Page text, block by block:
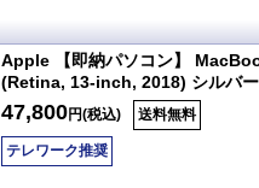
Apple 【即納パソコン】
(Retina, 13-inch, 2018) シルバ
47,800円(税込) 送料無料
テレワーク推奨